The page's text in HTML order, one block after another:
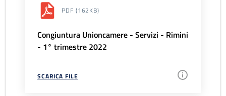
PDF (162KB)
Congiuntura Unioncamere - Servizi - Rimini
- 1° trimestre 2022
SCARICA FILE